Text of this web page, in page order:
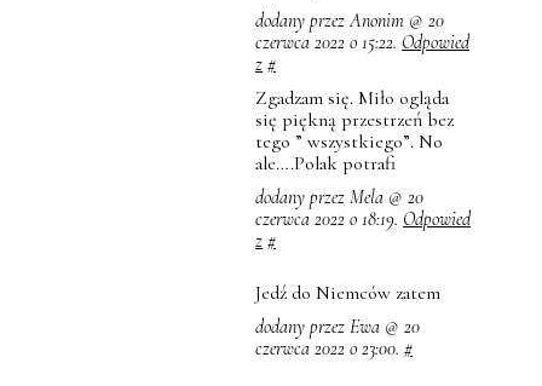
dodany przez Anonim @ 20
czerwca 2022 o 15:22. Odpowied
z #
Zgadzam się. Miło ogląda
się piękną przestrzeń bez
tego ” wszystkiego”. No
ale….Polak potrafi
dodany przez Mela @ 20
czerwca 2022 o 18:19. Odpowied
z #
Jedź do Niemców zatem
dodany przez Ewa @ 20
czerwca 2022 o 23:00.#